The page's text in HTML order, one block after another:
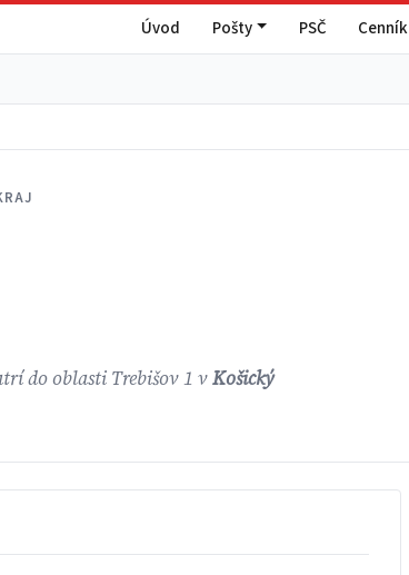
Úvod Pošty PSČ Cenník
do oblasti Trebišov 1 vKošický